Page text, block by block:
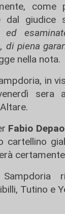
come
dal giudice
ed
di piena
nella nota.
in
sera
Fabio
cartellino
Tutino e